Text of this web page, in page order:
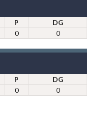
P
DG
0 0
P
DG
0 0